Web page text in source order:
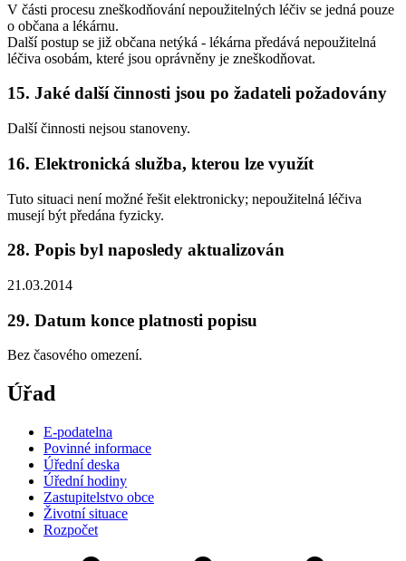
V části procesu zneškodňování nepoužitelných léčiv se jedná pouze
o občana a lékárnu.
Další postup se již občana netýká - lékárna předává nepoužitelná
léčiva osobám, které jsou oprávněny je zneškodňovat.
15. Jaké další činnosti jsou po žadateli požadovány
Další činnosti nejsou stanoveny.
16. Elektronická služba, kterou lze využít
Tuto situaci není možné řešit elektronicky; nepoužitelná léčiva
musejí být předána fyzicky.
28. Popis byl naposledy aktualizován
21.03.2014
29. Datum konce platnosti popisu
Bez časového omezení.
Úřad
E-podatelna
Povinné informace
Úřední deska
Úřední hodiny
Zastupitelstvo obce
Životní situace
Rozpočet